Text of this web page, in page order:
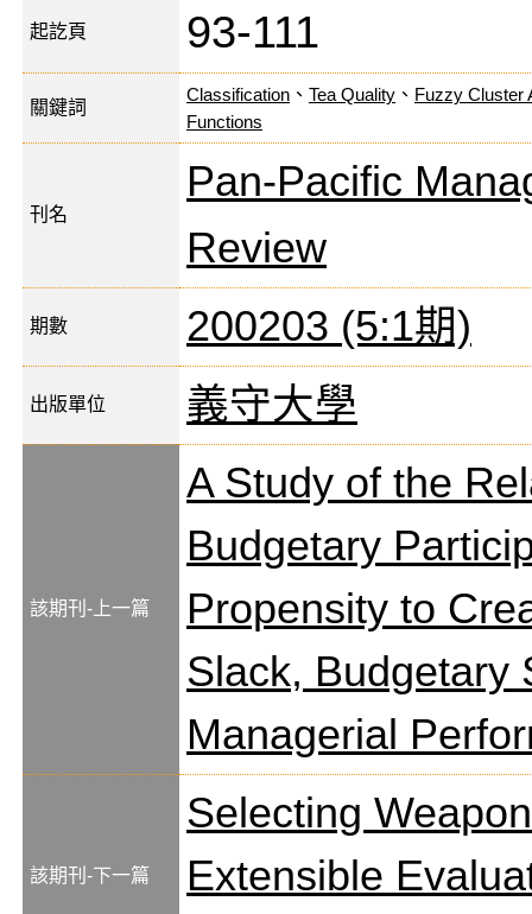
起訖頁 93-111
關鍵詞
Classification 、 Tea Quality 、 Fuzzy Cluster
Functions
刊名
Pan-Pacific
Review
期數 200203 (5:1期)
出版單位 義守大學
該期刊-上一篇
A Study of the
Budgetary
Propensity to
Slack, Budgetary
Managerial
該期刊-下一篇
Selecting
Extensible